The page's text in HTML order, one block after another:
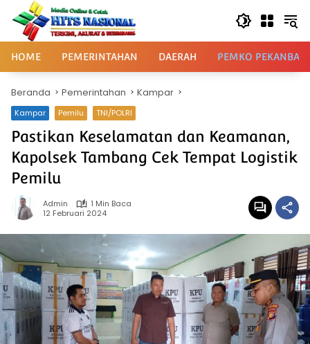
Langsung
konten
HOME PEMERINTAHAN DAERAH PEMKO
Beranda Pemerintahan Kampar
Kampar Pemilu TNI/POLRI
Pastikan Keselamatan dan Keamanan,
Kapolsek Tambang Cek Tempat Logistik
Pemilu
Admin
1 Min Baca
12 Februari 2024